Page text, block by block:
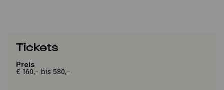
Tickets
Preis
€ 160,- bis 580,-